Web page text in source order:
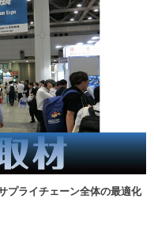
プライチェーン全体の最適化